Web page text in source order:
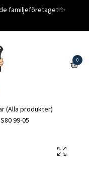
familjeföretaget!✨️
0
(Alla produkter)
99-05